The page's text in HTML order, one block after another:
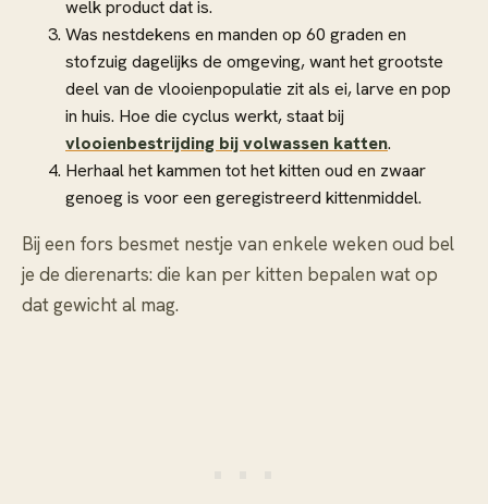
welk product dat is.
Was nestdekens en manden op 60 graden en
stofzuig dagelijks de omgeving, want het grootste
deel van de vlooienpopulatie zit als ei, larve en pop
in huis. Hoe die cyclus werkt, staat bij
vlooienbestrijding bij volwassen katten.
Herhaal het kammen tot het kitten oud en zwaar
genoeg is voor een geregistreerd kittenmiddel.
Bij een fors besmet nestje van enkele weken oud bel
je de dierenarts: die kan per kitten bepalen wat op
dat gewicht al mag.